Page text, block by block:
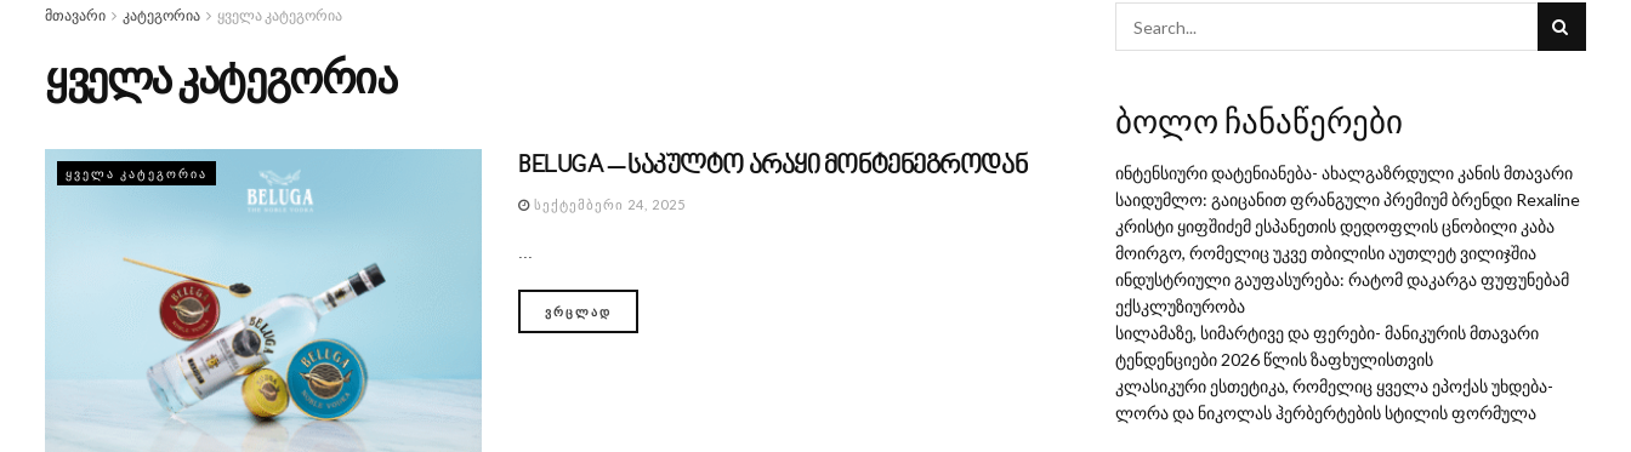
მთავარი კატეგორია ყველა კატეგორია
ყველა კატეგორია
ᲧᲕᲔᲚᲐ ᲙᲐᲢᲔᲒᲝᲠᲘᲐ BELUGA – საკულტო არაყი მონტენეგროდან
ᲡᲔᲥᲢᲔᲛᲑᲔᲠᲘ 24, 2025
...
ᲕᲠᲪᲚᲐᲓ
ბოლო ჩანაწერები
ინტენსიური დატენიანება- ახალგაზრდული კანის მთავარი
საიდუმლო: გაიცანით ფრანგული პრემიუმ ბრენდი Rexaline
კრისტი ყიფშიძემ ესპანეთის დედოფლის ცნობილი კაბა
მოირგო, რომელიც უკვე თბილისი აუთლეტ ვილიჯშია
ინდუსტრიული გაუფასურება: რატომ დაკარგა ფუფუნებამ
ექსკლუზიურობა
სილამაზე, სიმარტივე და ფერები- მანიკურის მთავარი
ტენდენციები 2026 წლის ზაფხულისთვის
კლასიკური ესთეტიკა, რომელიც ყველა ეპოქას უხდება-
ლორა და ნიკოლას ჰერბერტების სტილის ფორმულა